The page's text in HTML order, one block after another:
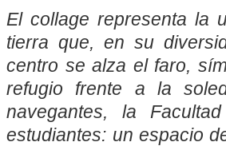
El collage representa la
tierra que, en su
centro se alza el faro,
refugio frente a la
navegantes, la
estudiantes: un espacio